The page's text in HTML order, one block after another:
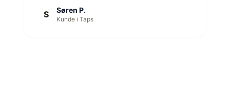
S Søren P.
Kunde i Taps